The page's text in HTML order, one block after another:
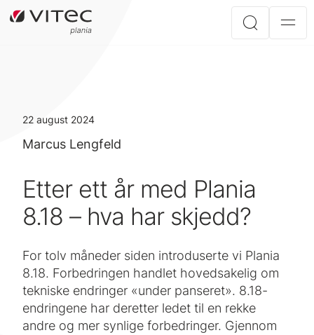
22 august 2024
Marcus Lengfeld
Etter ett år med Plania
8.18 – hva har skjedd?
For tolv måneder siden introduserte vi Plania
8.18. Forbedringen handlet hovedsakelig om
tekniske endringer «under panseret». 8.18-
endringene har deretter ledet til en rekke
andre og mer synlige forbedringer. Gjennom